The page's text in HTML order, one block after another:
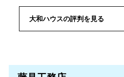
大和ハウスの評判を見る